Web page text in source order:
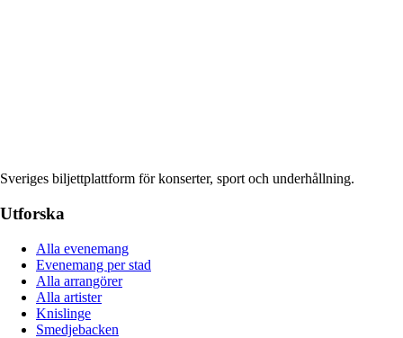
Sveriges biljettplattform för konserter, sport och underhållning.
Utforska
Alla evenemang
Evenemang per stad
Alla arrangörer
Alla artister
Knislinge
Smedjebacken